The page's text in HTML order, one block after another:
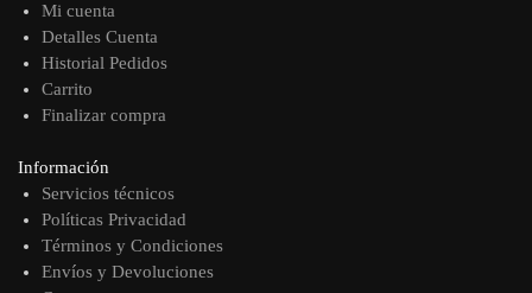
Mi cuenta
Detalles Cuenta
Historial Pedidos
Carrito
Finalizar compra
Información
Servicios técnicos
Políticas Privacidad
Términos y Condiciones
Envíos y Devoluciones